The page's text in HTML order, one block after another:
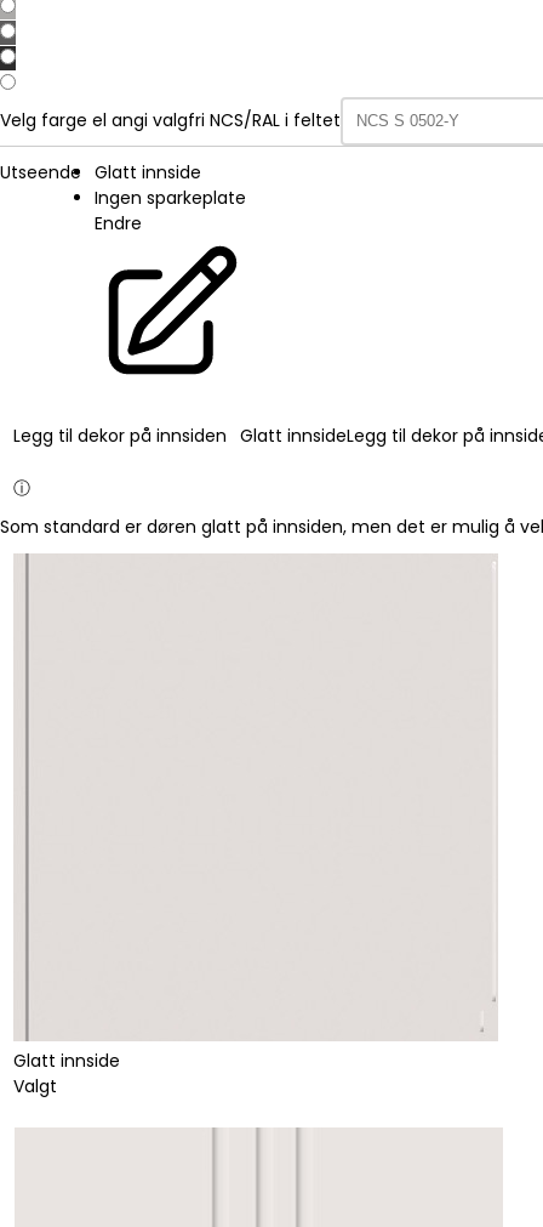
Velg farge el angi valgfri NCS/RAL i feltet
Utseende
Glatt innside
Ingen sparkeplate
Endre
Legg til dekor på innsiden Glatt innsideLegg til dekor på
ⓘ
Som standard er døren glatt på innsiden, men det er mulig å
Glatt innside
Valgt